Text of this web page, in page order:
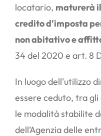
locatario, maturerà
credito d’imposta
non abitativo e
34 del 2020 e art. 8
In luogo dell'utilizzo
essere ceduto, tra
le modalità stabilite
dell’Agenzia delle